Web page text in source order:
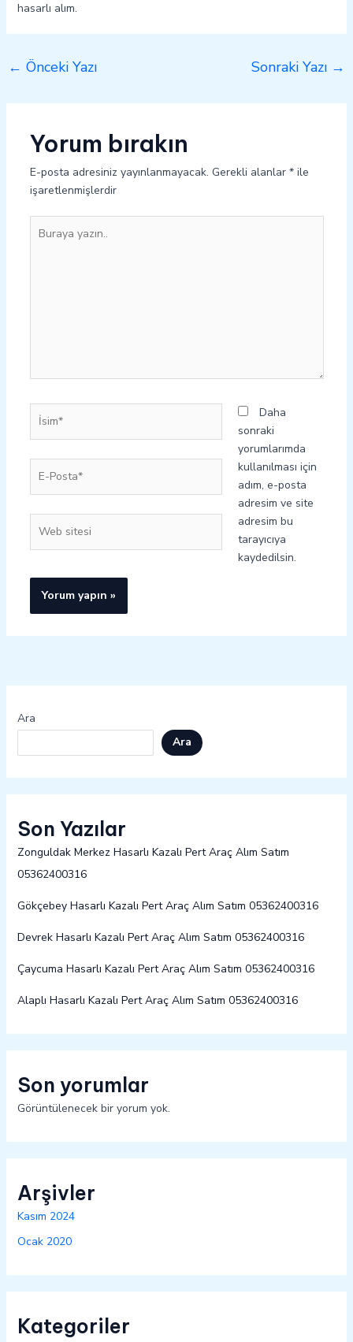
hasarlı alım.
← Önceki Yazı Sonraki Yazı →
Yorum bırakın
E-posta adresiniz yayınlanmayacak. Gerekli alanlar *ile
işaretlenmişlerdir
yazın..
İsim*
Posta*
sitesi
Daha
sonraki
yorumlarımda
kullanılması için
adım, e-posta
adresim ve site
adresim bu
tarayıcıya
kaydedilsin.
Ara
Ara
Son Yazılar
Zonguldak Merkez Hasarlı Kazalı Pert Araç Alım Satım
05362400316
Gökçebey Hasarlı Kazalı Pert Araç Alım Satım 05362400316
Devrek Hasarlı Kazalı Pert Araç Alım Satım 05362400316
Çaycuma Hasarlı Kazalı Pert Araç Alım Satım 05362400316
Alaplı Hasarlı Kazalı Pert Araç Alım Satım 05362400316
Son yorumlar
Görüntülenecek bir yorum yok.
Arşivler
Kasım 2024
Ocak 2020
Kategoriler